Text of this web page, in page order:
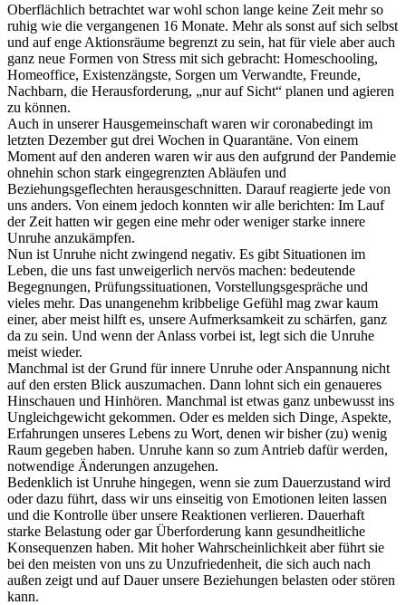
Oberflächlich betrachtet war wohl schon lange keine Zeit mehr so
ruhig wie die vergangenen 16 Monate. Mehr als sonst auf sich selbst
und auf enge Aktionsräume begrenzt zu sein, hat für viele aber auch
ganz neue Formen von Stress mit sich gebracht: Homeschooling,
Homeoffice, Existenzängste, Sorgen um Verwandte, Freunde,
Nachbarn, die Herausforderung, „nur auf Sicht“ planen und agieren
zu können.
Auch in unserer Hausgemeinschaft waren wir coronabedingt im
letzten Dezember gut drei Wochen in Quarantäne. Von einem
Moment auf den anderen waren wir aus den aufgrund der Pandemie
ohnehin schon stark eingegrenzten Abläufen und
Beziehungsgeflechten herausgeschnitten. Darauf reagierte jede von
uns anders. Von einem jedoch konnten wir alle berichten: Im Lauf
der Zeit hatten wir gegen eine mehr oder weniger starke innere
Unruhe anzukämpfen.
Nun ist Unruhe nicht zwingend negativ. Es gibt Situationen im
Leben, die uns fast unweigerlich nervös machen: bedeutende
Begegnungen, Prüfungssituationen, Vorstellungsgespräche und
vieles mehr. Das unangenehm kribbelige Gefühl mag zwar kaum
einer, aber meist hilft es, unsere Aufmerksamkeit zu schärfen, ganz
da zu sein. Und wenn der Anlass vorbei ist, legt sich die Unruhe
meist wieder.
Manchmal ist der Grund für innere Unruhe oder Anspannung nicht
auf den ersten Blick auszumachen. Dann lohnt sich ein genaueres
Hinschauen und Hinhören. Manchmal ist etwas ganz unbewusst ins
Ungleichgewicht gekommen. Oder es melden sich Dinge, Aspekte,
Erfahrungen unseres Lebens zu Wort, denen wir bisher (zu) wenig
Raum gegeben haben. Unruhe kann so zum Antrieb dafür werden,
notwendige Änderungen anzugehen.
Bedenklich ist Unruhe hingegen, wenn sie zum Dauerzustand wird
oder dazu führt, dass wir uns einseitig von Emotionen leiten lassen
und die Kontrolle über unsere Reaktionen verlieren. Dauerhaft
starke Belastung oder gar Überforderung kann gesundheitliche
Konsequenzen haben. Mit hoher Wahrscheinlichkeit aber führt sie
bei den meisten von uns zu Unzufriedenheit, die sich auch nach
außen zeigt und auf Dauer unsere Beziehungen belasten oder stören
kann.